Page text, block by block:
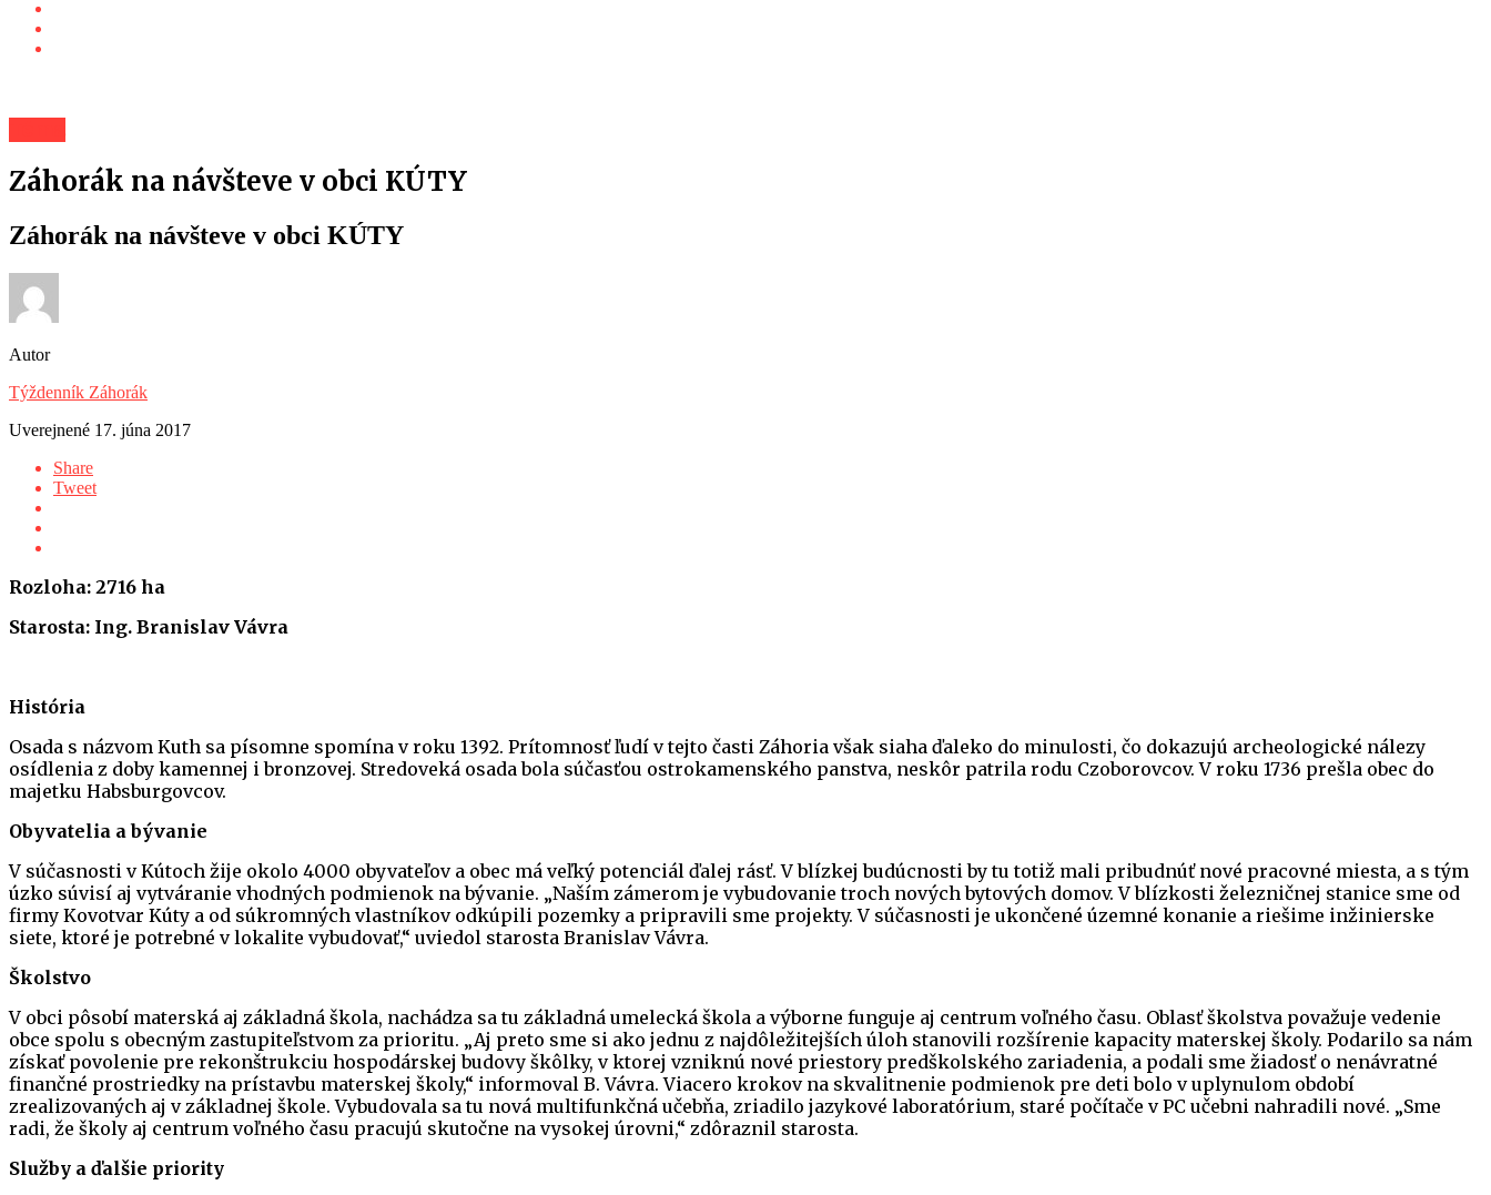
Záhorák na návšteve v obci KÚTY
Záhorák na návšteve v obci KÚTY
Autor
Týždenník Záhorák
Uverejnené 17. júna 2017
Share
Tweet
Rozloha: 2716 ha
Starosta: Ing. Branislav Vávra
História
Osada s názvom Kuth sa písomne spomína v roku 1392. Prítomnosť ľudí v tejto časti Záhoria však siaha ďaleko do minulosti, čo dokazujú archeologické nálezy
osídlenia z doby kamennej i bronzovej. Stredoveká osada bola súčasťou ostrokamenského panstva, neskôr patrila rodu Czoborovcov. V roku 1736 prešla obec do
majetku Habsburgovcov.
Obyvatelia a bývanie
V súčasnosti v Kútoch žije okolo 4000 obyvateľov a obec má veľký potenciál ďalej rásť. V blízkej budúcnosti by tu totiž mali pribudnúť nové pracovné miesta, a s tým
úzko súvisí aj vytváranie vhodných podmienok na bývanie. „Naším zámerom je vybudovanie troch nových bytových domov. V blízkosti železničnej stanice sme od
firmy Kovotvar Kúty a od súkromných vlastníkov odkúpili pozemky a pripravili sme projekty. V súčasnosti je ukončené územné konanie a riešime inžinierske
siete, ktoré je potrebné v lokalite vybudovať,“ uviedol starosta Branislav Vávra.
Školstvo
V obci pôsobí materská aj základná škola, nachádza sa tu základná umelecká škola a výborne funguje aj centrum voľného času. Oblasť školstva považuje vedenie
obce spolu s obecným zastupiteľstvom za prioritu. „Aj preto sme si ako jednu z najdôležitejších úloh stanovili rozšírenie kapacity materskej školy. Podarilo sa nám
získať povolenie pre rekonštrukciu hospodárskej budovy škôlky, v ktorej vzniknú nové priestory predškolského zariadenia, a podali sme žiadosť o nenávratné
finančné prostriedky na prístavbu materskej školy,“ informoval B. Vávra. Viacero krokov na skvalitnenie podmienok pre deti bolo v uplynulom období
zrealizovaných aj v základnej škole. Vybudovala sa tu nová multifunkčná učebňa, zriadilo jazykové laboratórium, staré počítače v PC učebni nahradili nové. „Sme
radi, že školy aj centrum voľného času pracujú skutočne na vysokej úrovni,“ zdôraznil starosta.
Služby a ďalšie priority